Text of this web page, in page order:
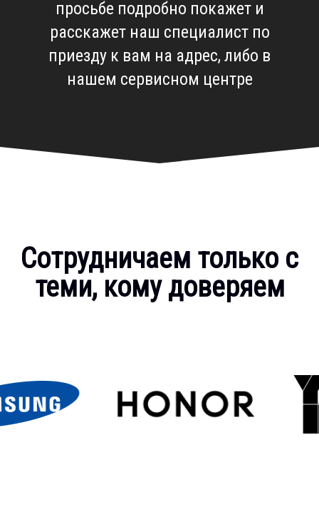
просьбе подробно покажет и
расскажет наш специалист по
приезду к вам на адрес, либо в
нашем сервисном центре
Сотрудничаем только с
теми, кому доверяем